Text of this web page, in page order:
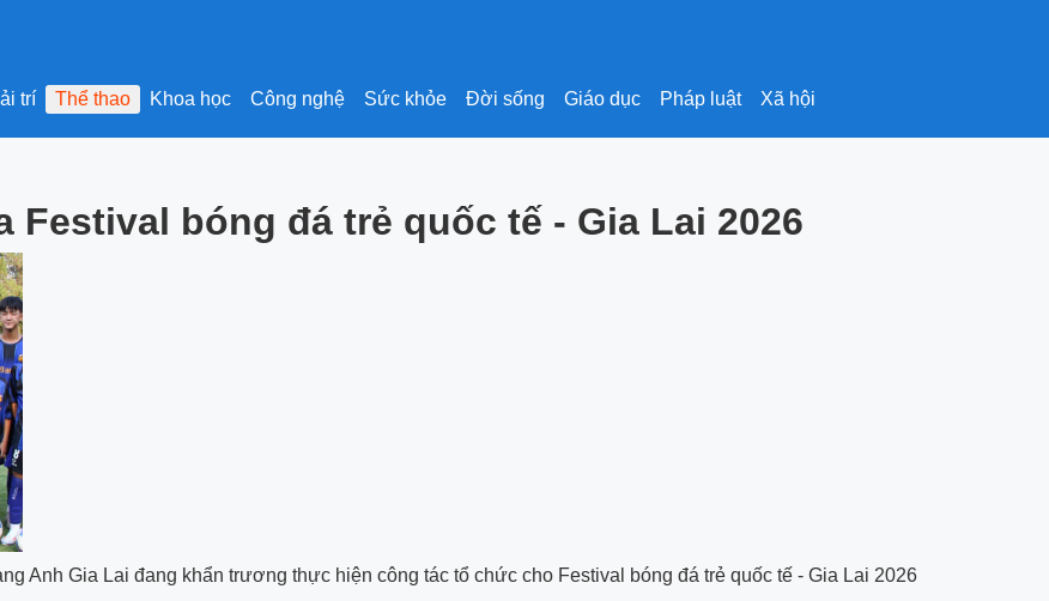
trí Thể thao Khoa học Công nghệ Sức khỏe Đời sống Giáo dục Pháp luật Xã hội
Festival bóng đá trẻ quốc tế - Gia Lai 2026
Anh Gia Lai đang khẩn trương thực hiện công tác tổ chức cho Festival bóng đá trẻ quốc tế - Gia Lai 2026